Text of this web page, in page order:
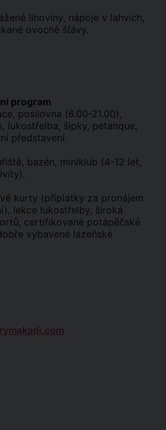
lihoviny, nápoje v lahvích,
ovocné šťávy.
program
posilovna (6.00-21.00),
lukostřelba, šipky, petanque,
představení.
bazén, miniklub (4-12 let,
kurty (příplatky za pronájem
lekce lukostřelby, široká
certifikované potápěčské
vybavené lázeňské